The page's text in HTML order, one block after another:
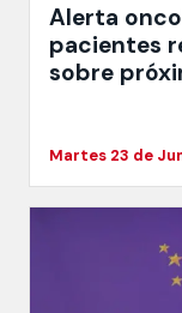
Alerta
pacientes
sobre
Martes 23 de